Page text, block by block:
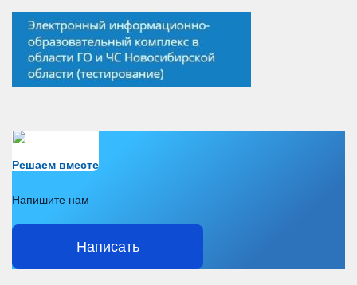
Решаем вместе
Напишите нам
Написать